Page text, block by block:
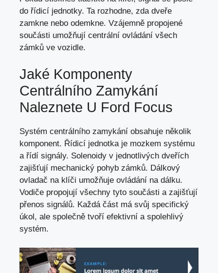
do řídicí jednotky. Ta rozhodne, zda dveře
zamkne nebo odemkne. Vzájemně propojené
součásti umožňují centrální ovládání všech
zámků ve vozidle.
Jaké Komponenty
Centrálního Zamykání
Naleznete U Ford Focus
Systém centrálního zamykání obsahuje několik
komponent. Řídicí jednotka je mozkem systému
a řídí signály. Solenoidy v jednotlivých dveřích
zajišťují mechanický pohyb zámků. Dálkový
ovladač na klíči umožňuje ovládání na dálku.
Vodiče propojují všechny tyto součásti a zajišťují
přenos signálů. Každá část má svůj specifický
úkol, ale společně tvoří efektivní a spolehlivý
systém.